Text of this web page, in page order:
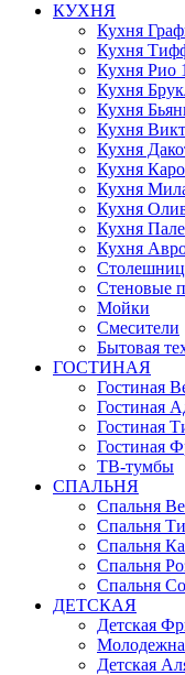
КУХНЯ
Кухня
Кухня
Кухня Рио
Кухня
Кухня
Кухня
Кухня
Кухня
Кухня
Кухня
Кухня
Кухня
Стеновые
Мойки
Смесители
Бытовая
ГОСТИНАЯ
Гостиная
Гостиная
Гостиная
Гостиная
ТВ-тумбы
СПАЛЬНЯ
Спальня
Спальня
Спальня
Спальня
Спальня
ДЕТСКАЯ
Детская
Детская